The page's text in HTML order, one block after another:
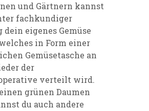
und Gärtnern kannst
fachkundiger
eigenes Gemüse
in Form einer
Gemüsetasche an
der
verteilt wird.
grünen Daumen
du auch andere